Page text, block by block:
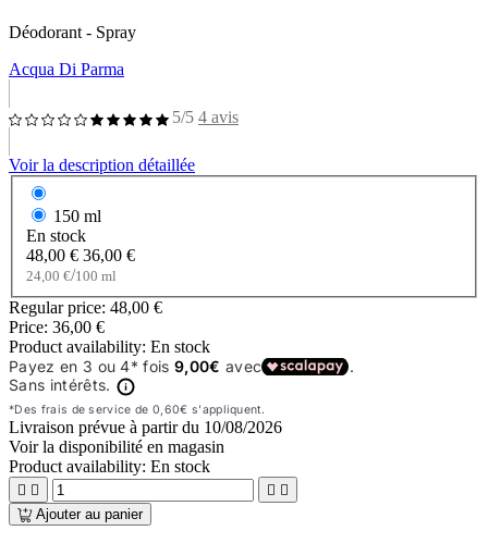
Déodorant - Spray
Acqua Di Parma
5/5 4 avis
Voir la description détaillée
150 ml
En stock
48,00 € 36,00 €
24,00 €/100 ml
Regular price: 48,00 €
Price: 36,00 €
Product availability: En stock
Livraison prévue à partir du 10/08/2026
Voir la disponibilité en magasin
Product availability: En stock
   
Ajouter au panier